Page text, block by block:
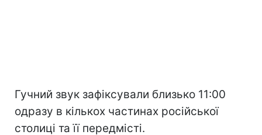
Гучний звук зафіксували близько 11:00
одразу в кількох частинах російської
столиці та її передмісті.